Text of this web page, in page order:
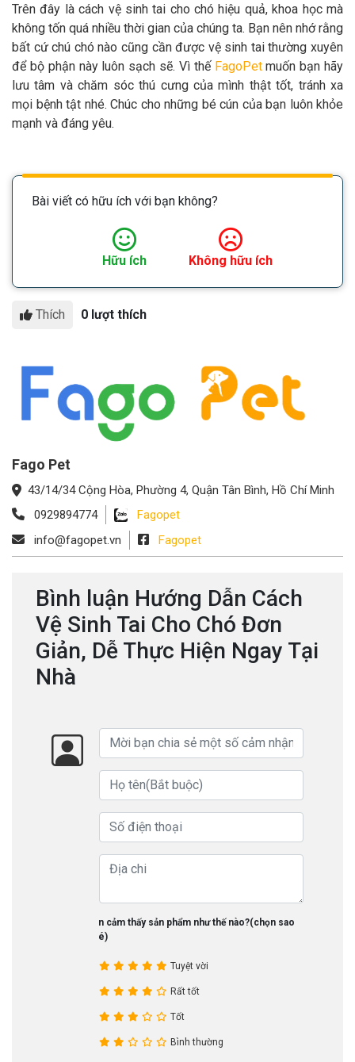
Trên đây là cách vệ sinh tai cho chó hiệu quả, khoa học mà
không tốn quá nhiều thời gian của chúng ta. Bạn nên nhớ rằng
bất cứ chú chó nào cũng cần được vệ sinh tai thường xuyên
để bộ phận này luôn sạch sẽ. Vì thế FagoPetmuốn bạn hãy
lưu tâm và chăm sóc thú cưng của mình thật tốt, tránh xa
mọi bệnh tật nhé. Chúc cho những bé cún của bạn luôn khỏe
mạnh và đáng yêu.
Bài viết có hữu ích với bạn không?
Hữu ích Không hữu ích
Thích 0 lượt thích
Fago Pet
43/14/34 Cộng Hòa, Phường 4, Quận Tân Bình, Hồ Chí Minh
0929894774
Fagopet
info@fagopet.vn
Fagopet
Bình luận Hướng Dẫn Cách
Vệ Sinh Tai Cho Chó Đơn
Giản, Dễ Thực Hiện Ngay Tại
Nhà
Bạn cảm thấy sản phẩm như thế nào?(chọn sao
nhé)
Tuyệt vời
Rất tốt
Tốt
Bình thường